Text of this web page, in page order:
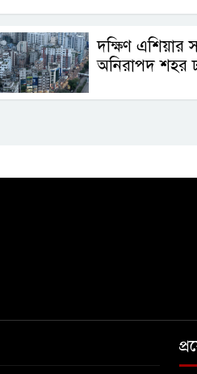
দক্ষিণ এশিয়ার
অনিরাপদ শহর